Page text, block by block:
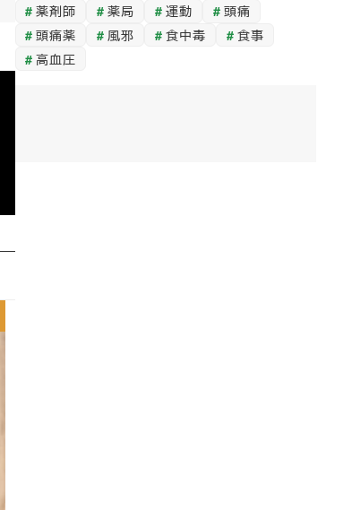
薬剤師
薬局 運動
頭痛
頭痛薬
風邪 食中毒
食事
高血圧